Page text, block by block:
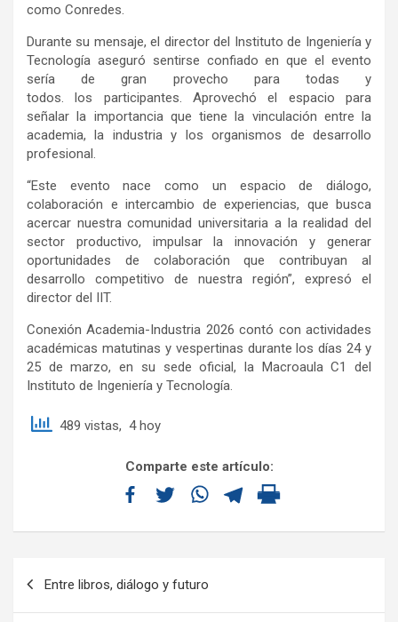
como Conredes.
Durante su mensaje, el director del Instituto de Ingeniería y
Tecnología aseguró sentirse confiado en que el evento
sería de gran provecho para todas y
todos. los participantes. Aprovechó el espacio para
señalar la importancia que tiene la vinculación entre la
academia, la industria y los organismos de desarrollo
profesional.
“Este evento nace como un espacio de diálogo,
colaboración e intercambio de experiencias, que busca
acercar nuestra comunidad universitaria a la realidad del
sector productivo, impulsar la innovación y generar
oportunidades de colaboración que contribuyan al
desarrollo competitivo de nuestra región”, expresó el
director del IIT.
Conexión Academia-Industria 2026 contó con actividades
académicas matutinas y vespertinas durante los días 24 y
25 de marzo, en su sede oficial, la Macroaula C1 del
Instituto de Ingeniería y Tecnología.
489 vistas, 4 hoy
Comparte este artículo:
Entre libros, diálogo y futuro